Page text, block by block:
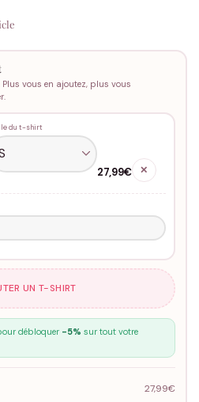
vous en ajoutez, plus vous
du t-shirt
27,99€ ✕
UN T-SHIRT
débloquer -5% sur tout votre
27,99€